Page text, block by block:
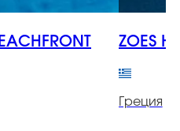
ZOES
Греция